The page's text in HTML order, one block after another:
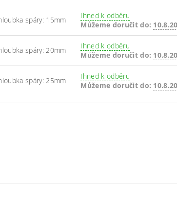
spáry: 15mm
Ihned k odběru
Můžeme doručit do:
spáry: 20mm
Ihned k odběru
Můžeme doručit do:
spáry: 25mm
Ihned k odběru
Můžeme doručit do: